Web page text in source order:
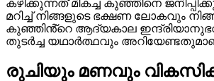
കഴിക്കുന്നത് മികച്ച കുഞ്ഞിനെ
മറിച്ച് നിങ്ങളുടെ ഭക്ഷണ ലോകവും
കുഞ്ഞിൻ്റെ ആദ്യകാല
തുടർച്ച യഥാർത്ഥവും
രുചിയും മണവും